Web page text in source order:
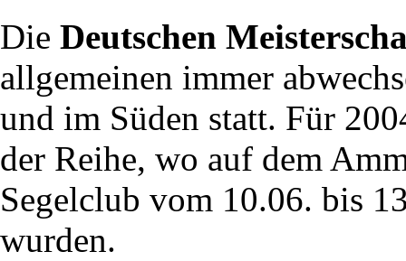
Die Deutschen
allgemeinen immer
und im Süden statt. Für
der Reihe, wo auf dem
Segelclub vom 10.06. bis
wurden.